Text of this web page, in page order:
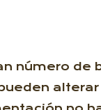
número